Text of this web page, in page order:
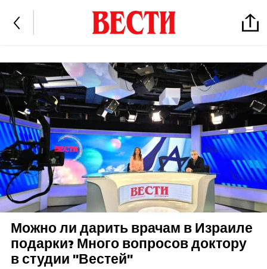
Можно ли дарить врачам в Израиле
подарки? Много вопросов доктору
в студии "Вестей"